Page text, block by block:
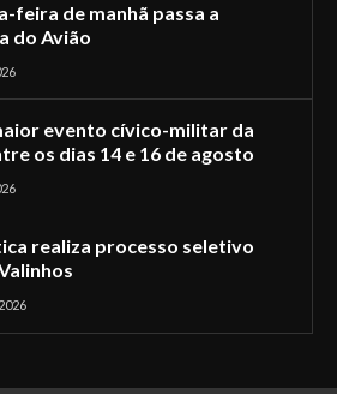
feira de manhã passa a
do Avião
evento cívico-militar da
os dias 14 e 16 de agosto
realiza processo seletivo